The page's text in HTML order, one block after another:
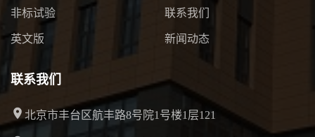
非标试验
英文版
联系我们
新闻动态
联系我们
北京市丰台区航丰路8号院1号楼1层121